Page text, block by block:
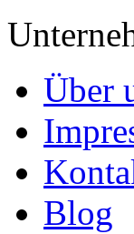
Über
Blog